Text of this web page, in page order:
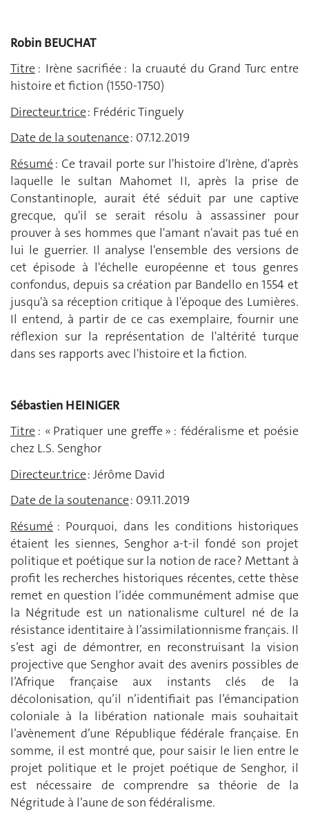
Robin BEUCHAT
Titre : Irène sacrifiée : la cruauté du Grand Turc entre
histoire et fiction (1550-1750)
Directeur.trice: Frédéric Tinguely
Date de la soutenance: 07.12.2019
Résumé: Ce travail porte sur l'histoire d'Irène, d'après
laquelle le sultan Mahomet II, après la prise de
Constantinople, aurait été séduit par une captive
grecque, qu'il se serait résolu à assassiner pour
prouver à ses hommes que l'amant n'avait pas tué en
lui le guerrier. Il analyse l'ensemble des versions de
cet épisode à l'échelle européenne et tous genres
confondus, depuis sa création par Bandello en 1554 et
jusqu'à sa réception critique à l'époque des Lumières.
Il entend, à partir de ce cas exemplaire, fournir une
réflexion sur la représentation de l'altérité turque
dans ses rapports avec l'histoire et la fiction.
Sébastien HEINIGER
Titre : « Pratiquer une greffe » : fédéralisme et poésie
chez L.S. Senghor
Directeur.trice: Jérôme David
Date de la soutenance: 09.11.2019
Résumé : Pourquoi, dans les conditions historiques
étaient les siennes, Senghor a-t-il fondé son projet
politique et poétique sur la notion de race ? Mettant à
profit les recherches historiques récentes, cette thèse
remet en question l’idée communément admise que
la Négritude est un nationalisme culturel né de la
résistance identitaire à l’assimilationnisme français. Il
s’est agi de démontrer, en reconstruisant la vision
projective que Senghor avait des avenirs possibles de
l’Afrique française aux instants clés de la
décolonisation, qu’il n’identifiait pas l’émancipation
coloniale à la libération nationale mais souhaitait
l’avènement d’une République fédérale française. En
somme, il est montré que, pour saisir le lien entre le
projet politique et le projet poétique de Senghor, il
est nécessaire de comprendre sa théorie de la
Négritude à l’aune de son fédéralisme.